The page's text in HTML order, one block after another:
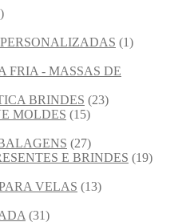
(1)
FRIA - MASSAS DE
BRINDES (23)
MOLDES (15)
(27)
E BRINDES (19)
VELAS (13)
(31)